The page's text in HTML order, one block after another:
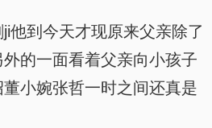
他到今天才现原来父亲除了
的一面看着父亲向小孩子
小婉张哲一时之间还真是